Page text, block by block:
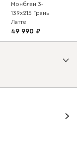
Монблан 3-
139x215 Грань
Латте
49 990